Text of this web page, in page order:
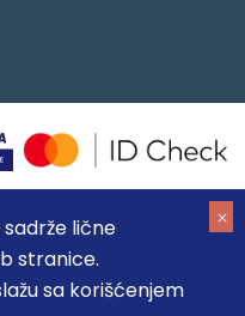
lične
stranice.
sa korišćenjem
garantovati da su